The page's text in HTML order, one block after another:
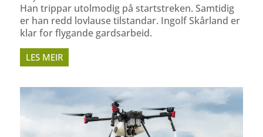
Han trippar utolmodig på startstreken. Samtidig
er han redd lovlause tilstandar. Ingolf Skårland er
klar for flygande gardsarbeid.
LES MEIR